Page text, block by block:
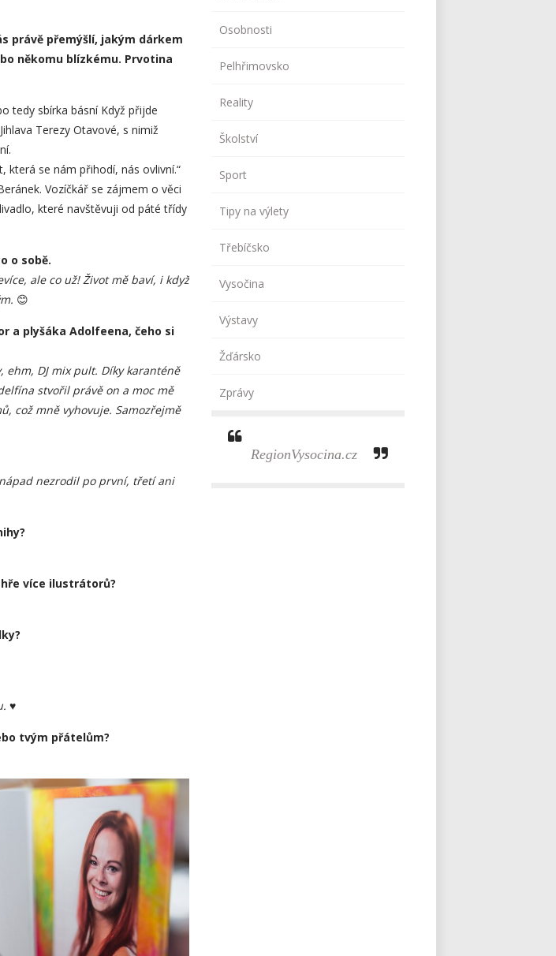
právě přemýšlí, jakým dárkem
někomu blízkému. Prvotina
tedy sbírka básní Když přijde
Terezy Otavové, s nimiž
která se nám přihodí, nás ovlivní.“
Vozíčkář se zájmem o věci
které navštěvuji od páté třídy
o sobě.
ale co už! Život mě baví, i když
😊
a plyšáka Adolfeena, čeho si
ehm, DJ mix pult. Díky karanténě
stvořil právě on a moc mě
což mně vyhovuje. Samozřejmě
nezrodil po první, třetí ani
více ilustrátorů?
♥
tvým přátelům?
Osobnosti
Pelhřimovsko
Reality
Školství
Sport
Tipy na výlety
Třebíčsko
Vysočina
Výstavy
Žďársko
Zprávy
RegionVysocina.cz